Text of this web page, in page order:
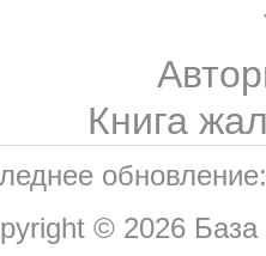
Книга
© 2026 База